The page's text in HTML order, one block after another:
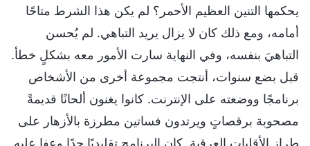
يحكمها التنين العظيم الأحمر؟ لم يكن هذا الشرط متاحًا
أمامه، ومع ذلك كان لا يزال يريد التباهي. لم يُحسن
التباهيَ بنفسه، وفي النهاية سارت الأمور معه بشكلٍ خطأ.
قبل بضع سنوات، أنتجت مجموعة أخرى من الأشخاص
برنامجًا ووضعته على الإنترنت. كانوا يغنون ألحانًا قديمةً
مصحوبة برقصاتٍ ويرتدون فساتين مطرزة بالأزهار على
طراز الأقليات العرقية. كان البرنامج تقليديًا جدًا وعفا عليه